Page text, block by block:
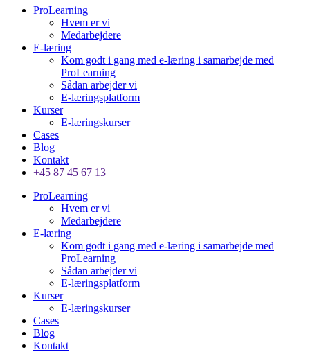
ProLearning
Hvem er vi
Medarbejdere
E-læring
Kom godt i gang med e-læring i samarbejde med
ProLearning
Sådan arbejder vi
E-læringsplatform
Kurser
E-læringskurser
Cases
Blog
Kontakt
+45 87 45 67 13
ProLearning
Hvem er vi
Medarbejdere
E-læring
Kom godt i gang med e-læring i samarbejde med
ProLearning
Sådan arbejder vi
E-læringsplatform
Kurser
E-læringskurser
Cases
Blog
Kontakt